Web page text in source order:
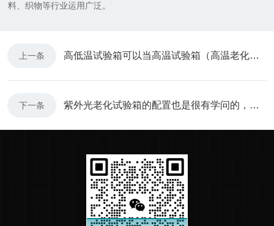
料、织物等行业运用广泛。
上一条 高低温试验箱可以当高温试验箱（高温老化箱）来使用吗？
下一条 紫外光老化试验箱的配置也是很有学问的，先来看看它的标准吧